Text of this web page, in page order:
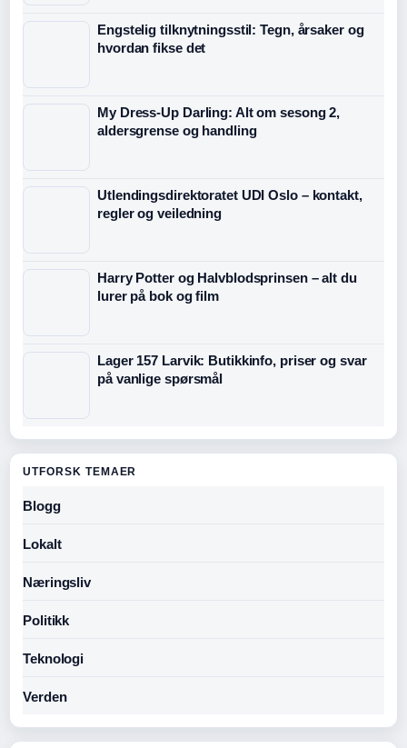
Engstelig tilknytningsstil: Tegn, årsaker og
hvordan fikse det
My Dress-Up Darling: Alt om sesong 2,
aldersgrense og handling
Utlendingsdirektoratet UDI Oslo – kontakt,
regler og veiledning
Harry Potter og Halvblodsprinsen – alt du
lurer på bok og film
Lager 157 Larvik: Butikkinfo, priser og svar
på vanlige spørsmål
UTFORSK TEMAER
Blogg
Lokalt
Næringsliv
Politikk
Teknologi
Verden